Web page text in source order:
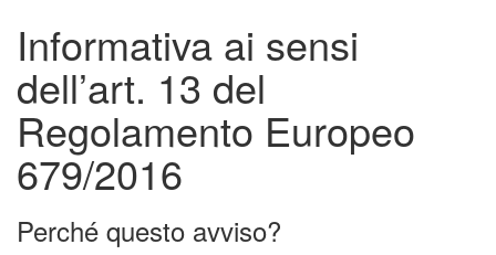
Informativa ai sensi
dell’art. 13 del
Regolamento Europeo
679/2016
Perché questo avviso?